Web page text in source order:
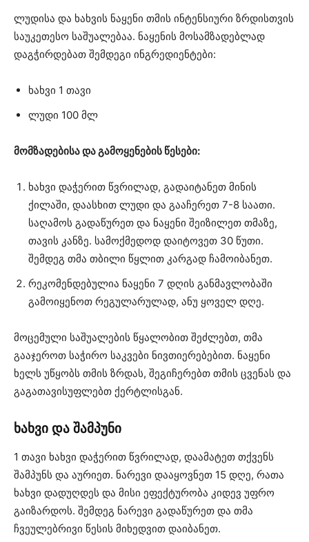
ლუდისა და ხახვის ნაყენი თმის ინტენსიური ზრდისთვის
საუკეთესო საშუალებაა. ნაყენის მოსამზადებლად
დაგჭირდებათ შემდეგი ინგრედიენტები:
ხახვი 1 თავი
ლუდი 100 მლ
მომზადებისა და გამოყენების წესები:
ხახვი დაჭერით წვრილად, გადაიტანეთ მინის
ქილაში, დაასხით ლუდი და გააჩერეთ 7-8 საათი.
საღამოს გადაწურეთ და ნაყენი შეიზილეთ თმაზე,
თავის კანზე. სამოქმედოდ დაიტოვეთ 30 წუთი.
შემდეგ თმა თბილი წყლით კარგად ჩამოიბანეთ.
რეკომენდებულია ნაყენი 7 დღის განმავლობაში
გამოიყენოთ რეგულარულად, ანუ ყოველ დღე.
მოცემული საშუალების წყალობით შეძლებთ, თმა
გააჯეროთ საჭირო საკვები ნივთიერებებით. ნაყენი
ხელს უწყობს თმის ზრდას, შეგიჩერებთ თმის ცვენას და
გაგათავისუფლებთ ქერტლისგან.
ხახვი და შამპუნი
1 თავი ხახვი დაჭერით წვრილად, დაამატეთ თქვენს
შამპუნს და აურიეთ. ნარევი დააყოვნეთ 15 დღე, რათა
ხახვი დადუღდეს და მისი ეფექტურობა კიდევ უფრო
გაიზარდოს. შემდეგ ნარევი გადაწურეთ და თმა
ჩვეულებრივი წესის მიხედვით დაიბანეთ.